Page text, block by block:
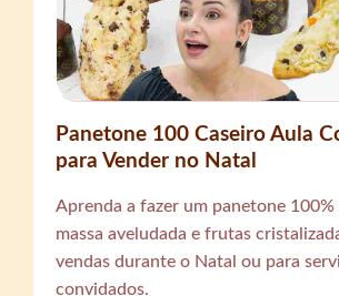
Panetone 100 Caseiro Aula
para Vender no Natal
Aprenda a fazer um panetone
massa aveludada e frutas
vendas durante o Natal ou para
convidados.